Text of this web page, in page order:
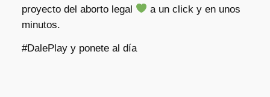
proyecto del aborto legal
a un click y en unos
minutos.
#DalePlay y ponete al día